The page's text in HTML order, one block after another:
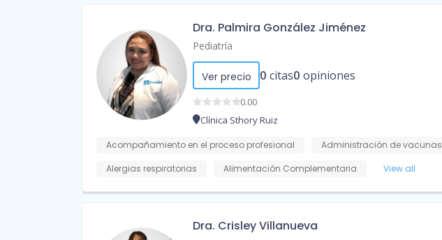
Dra. Palmira González Jiménez
Pediatría
Ver precio 0 citas0 opiniones
0.00
Clínica Sthory Ruiz
Acompañamiento en el proceso profesional Administración de vacunas
Alergias respiratorias
Alimentación Complementaria View all
Dra. Crisley Villanueva